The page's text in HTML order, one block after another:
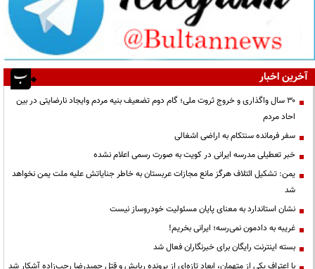
آخرین اخبار
۳۰ سال واگذاری و خروج ثروت ملی؛ گام دوم تضعیف بنیه مردم وایجاد نارضایتی در بین
احاد مردم
سفر فرمانده سنتکام به اراضی اشغالی
خبر تعطیلی مدرسه ایرانی در کویت به صورت رسمی اعلام نشده
یمن: تشکیل ائتلاف هرگز مانع مجازات عربستان به خاطر جنایاتش علیه ملت یمن نخواهد
شد
نشان استاندارد به معنای پایان مسئولیت خودروساز نیست
غریبه به دادمون نمی‌رسه؛ ایرانی بخریم!
بسته اینترنت رایگان برای خبرنگاران فعال شد
با اعتراف یکی از متهمان، ابعاد تازه‌ای از پرونده ربایش و قتل حمیدرضا رجب‌زاده آشکار شد